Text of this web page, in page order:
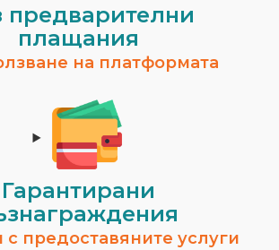
предварителни
плащания
на платформата
Гарантирани
с предоставяните услуги